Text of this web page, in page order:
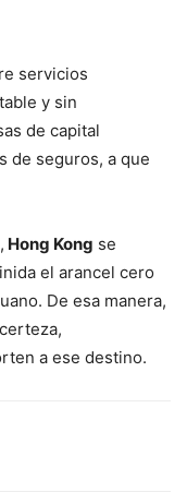
servicios
y sin
de capital
de seguros, a que
Hong Kong se
el arancel cero
De esa manera,
a ese destino.